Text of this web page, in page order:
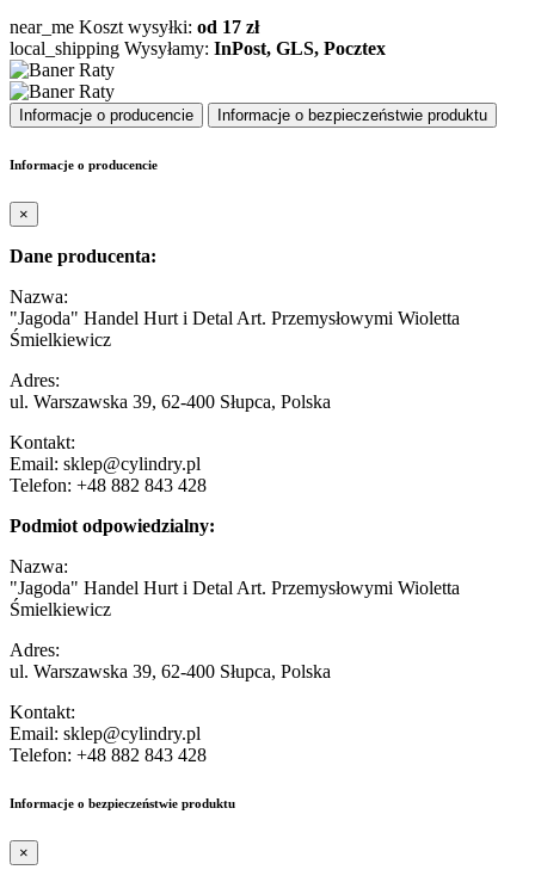
near_me Koszt wysyłki: od 17 zł
local_shipping Wysyłamy: InPost, GLS, Pocztex
Informacje o producencie Informacje o bezpieczeństwie produktu
Informacje o producencie
×
Dane producenta:
Nazwa:
"Jagoda" Handel Hurt i Detal Art. Przemysłowymi Wioletta
Śmielkiewicz
Adres:
ul. Warszawska 39, 62-400 Słupca, Polska
Kontakt:
Email: sklep@cylindry.pl
Telefon: +48 882 843 428
Podmiot odpowiedzialny:
Nazwa:
"Jagoda" Handel Hurt i Detal Art. Przemysłowymi Wioletta
Śmielkiewicz
Adres:
ul. Warszawska 39, 62-400 Słupca, Polska
Kontakt:
Email: sklep@cylindry.pl
Telefon: +48 882 843 428
Informacje o bezpieczeństwie produktu
×